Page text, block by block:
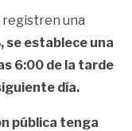
registren una
se establece una
6:00 de la tarde
día.
pública tenga